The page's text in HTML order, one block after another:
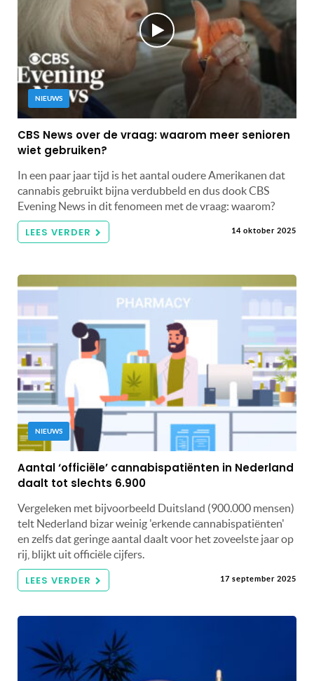
NIEUWS
CBS News over de vraag: waarom meer senioren
wiet gebruiken?
In een paar jaar tijd is het aantal oudere Amerikanen dat
cannabis gebruikt bijna verdubbeld en dus dook CBS
Evening News in dit fenomeen met de vraag: waarom?
LEES VERDER 14 oktober 2025
NIEUWS
Aantal ‘officiële’ cannabispatiënten in Nederland
daalt tot slechts 6.900
Vergeleken met bijvoorbeeld Duitsland (900.000 mensen)
telt Nederland bizar weinig 'erkende cannabispatiënten'
en zelfs dat geringe aantal daalt voor het zoveelste jaar op
rij, blijkt uit officiële cijfers.
LEES VERDER 17 september 2025